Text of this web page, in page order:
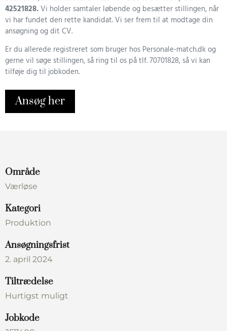
42521828.Vi holder samtaler løbende og besætter stillingen, når
vi har fundet den rette kandidat. Vi ser frem til at modtage din
ansøgning og dit CV.
Er du allerede registreret som bruger hos Personale-match.dk og
gerne vil søge stillingen, så ring til os på tlf. 70701828, så vi kan
tilføje dig til jobkoden.
Ansøg her
Område
Værløse
Kategori
Produktion
Ansøgningsfrist
2. april 2024
Tiltrædelse
Hurtigst muligt
Jobkode